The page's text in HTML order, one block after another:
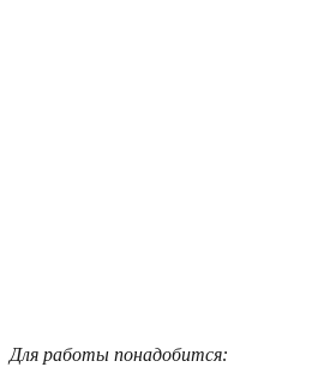
Для работы понадобится: